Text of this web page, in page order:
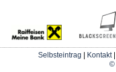
Selbsteintrag Kontakt
©